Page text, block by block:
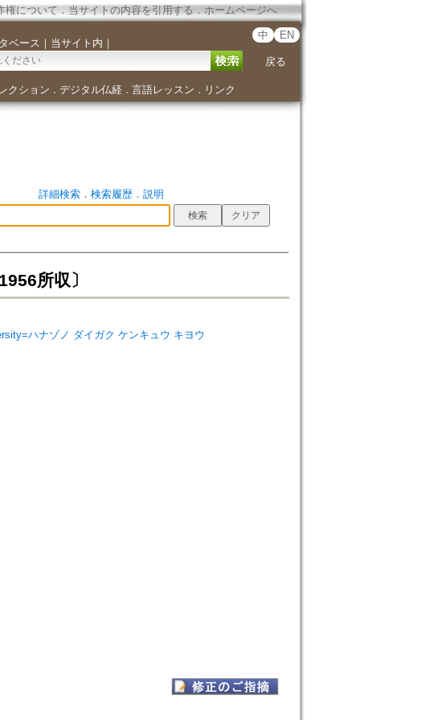
権について．当サイトの内容を引用する ． ホームページへ
ベース ｜ 当サイト内 ｜
中 EN
戻る
クション ． デジタル仏経． 言語レッスン ． リンク
詳細検索． 検索履歴． 説明
所収〕
ハナゾノ ダイガク ケンキュウ キヨウ